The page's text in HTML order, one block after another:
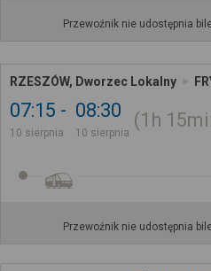
Przewoźnik nie udostępnia
RZESZÓW, Dworzec Lokalny
07:15
10 sierpnia
08:30
10 sierpnia
1h
Przewoźnik nie udostępnia